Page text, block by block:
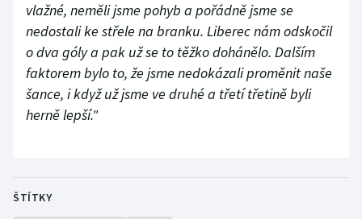
vlažné, neměli jsme pohyb a pořádně jsme se
nedostali ke střele na branku. Liberec nám odskočil
o dva góly a pak už se to těžko dohánělo. Dalším
faktorem bylo to, že jsme nedokázali proměnit naše
šance, i když už jsme ve druhé a třetí třetině byli
herně lepší."
ŠTÍTKY